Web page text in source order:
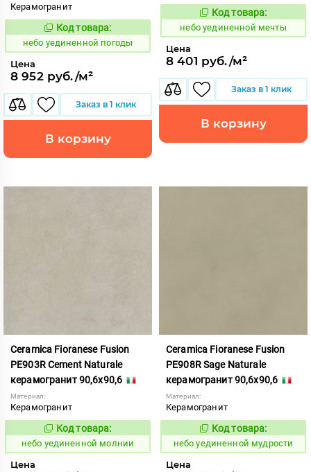
Керамогранит
1122946
Код товара:
небо уединенной погоды
Цена
8 952 руб./м²
Заказ в 1 клик
В корзину
1122926
Код товара:
небо уединенной мечты
Цена
8 401 руб./м²
Заказ в 1 клик
В корзину
Ceramica Fioranese Fusion
PE903R Cement Naturale
керамогранит 90,6x90,6
Материал:
Керамогранит
1122928
Код товара:
небо уединенной молнии
Цена
Ceramica Fioranese Fusion
PE908R Sage Naturale
керамогранит 90,6x90,6
Материал:
Керамогранит
1122930
Код товара:
небо уединенной мудрости
Цена